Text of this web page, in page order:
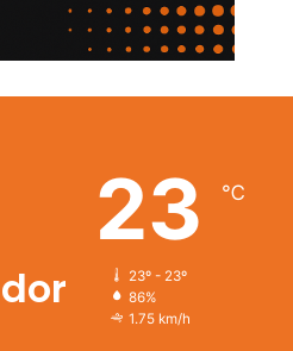
23 ℃
23º - 23º
86%
1.75 km/h